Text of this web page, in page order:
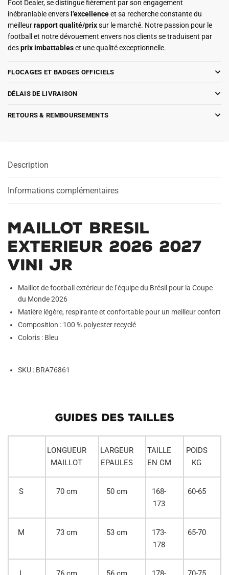
Foot Dealer, se distingue fièrement par son engagement
inébranlable enversl’excellenceet sa recherche constante du
meilleurrapport qualité/prixsur le marché. Notre passion pour le
football et notre dévouement envers nos clients se traduisent par
desprix imbattableset une qualité exceptionnelle.
FLOCAGES ET BADGES OFFICIELS
DÉLAIS DE LIVRAISON
RETOURS & REMBOURSEMENTS
Description
Informations complémentaires
Maillot Bresil
Exterieur 2026 2027
Vini JR
Maillot de football extérieur de l’équipe du Brésil pour la Coupe
du Monde 2026
Matière légère, respirante et confortable pour un meilleur confort
Composition : 100 % polyester recyclé
Coloris : Bleu
SKU : BRA76861
GUIDES DES TAILLES
LONGUEUR
MAILLOT
LARGEUR
EPAULES
TAILLE
EN CM
POIDS
KG
S 70 cm 50 cm
168-
173
60-65
M 73 cm 53 cm
173-
178
65-70